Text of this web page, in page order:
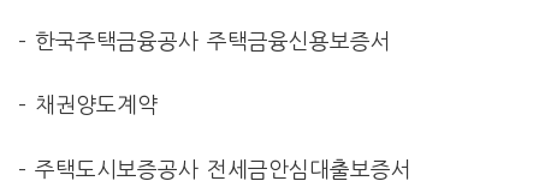
– 한국주택금융공사 주택금융신용보증서
– 채권양도계약
– 주택도시보증공사 전세금안심대출보증서